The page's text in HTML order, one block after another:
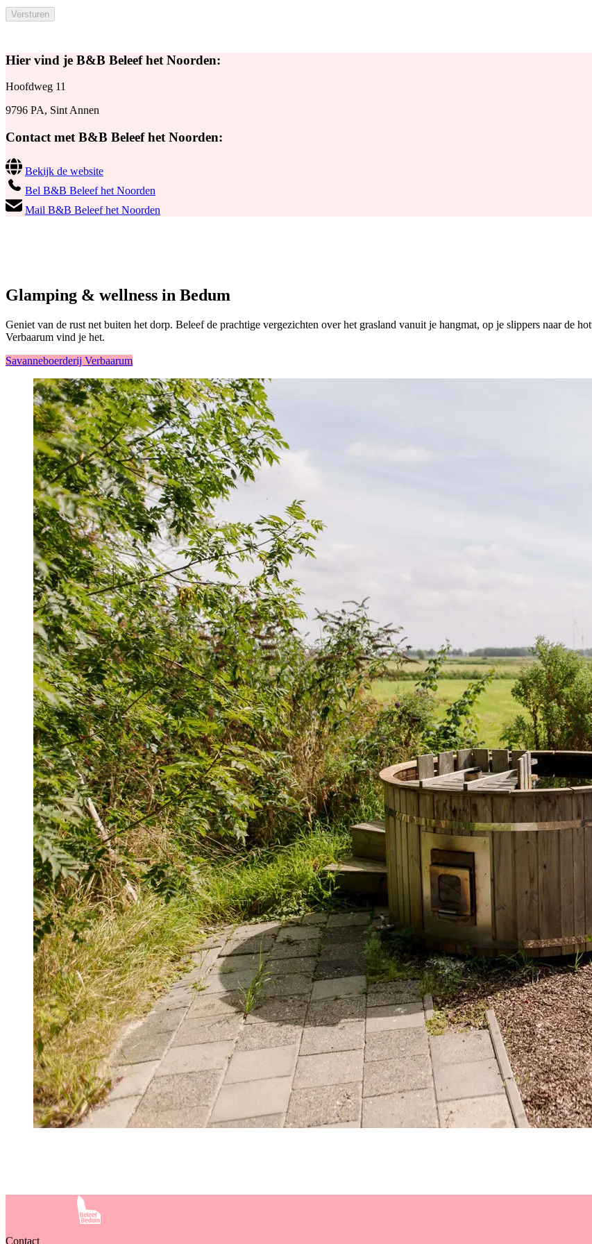
Hier vind je B&B Beleef het Noorden:
Hoofdweg 11
9796 PA, Sint Annen
Contact met B&B Beleef het Noorden:
Bekijk de website
Bel B&B Beleef het Noorden
Mail B&B Beleef het Noorden
Glamping & wellness in Bedum
Geniet van de rust net buiten het dorp. Beleef de prachtige vergezichten over het grasland vanuit je hangmat, op je slippers naar de
Verbaarum vind je het.
Savanneboerderij Verbaarum
Contact